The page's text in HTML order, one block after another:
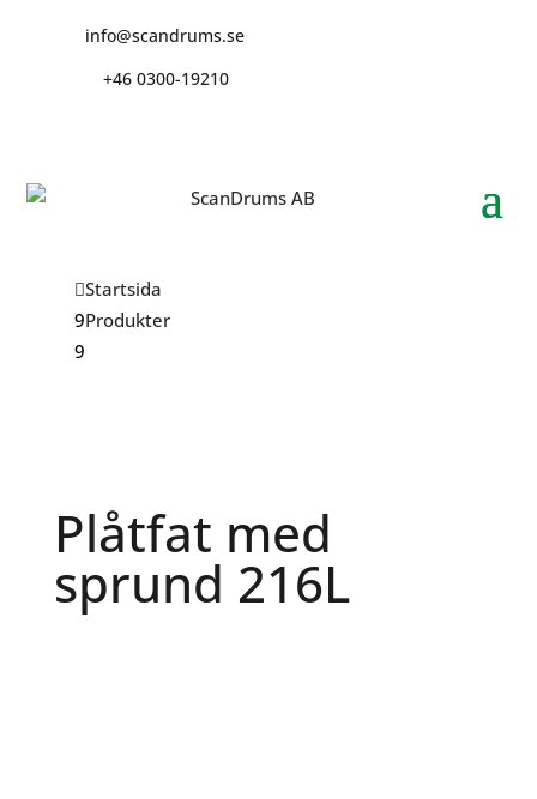
info@scandrums.se
+46 0300-19210
Startsida
Produkter
Plåtfat med
sprund 216L